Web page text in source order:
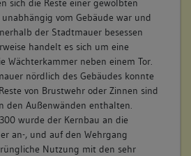
sich die Reste einer gewölbten
vom Gebäude war und
der Stadtmauer besessen
handelt es sich um eine
Wächterkammer neben einem Tor.
nördlich des Gebäudes konnte
von Brustwehr oder Zinnen sind
den Außenwänden enthalten.
wurde der Kernbau an die
an-, und auf den Wehrgang
Nutzung mit den sehr